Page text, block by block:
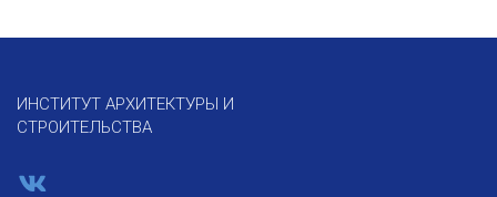
ИНСТИТУТ АРХИТЕКТУРЫ И
СТРОИТЕЛЬСТВА